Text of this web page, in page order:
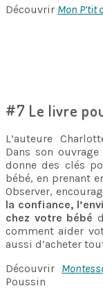
Découvrir Mon P’tit
#7 Le livre
L’auteure
Dans son ouvrage
donne des clés
bébé, en prenant
Observer,
la confiance,
chez votre bébé
comment aider
aussi d’acheter
Découvrir
Poussin